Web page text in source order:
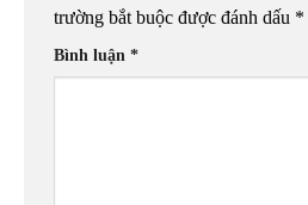
trường bắt buộc được đánh dấu *
Bình luận *